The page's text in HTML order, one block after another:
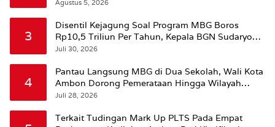
Agustus 5, 2026
3
Disentil Kejagung Soal Program MBG Boros
Rp10,5 Triliun Per Tahun, Kepala BGN Sudaryono
Beri Penjelasan
Juli 30, 2026
4
Pantau Langsung MBG di Dua Sekolah, Wali Kota
Ambon Dorong Pemerataan Hingga Wilayah
Leitimur Selatan
Juli 28, 2026
Terkait Tudingan Mark Up PLTS Pada Empat